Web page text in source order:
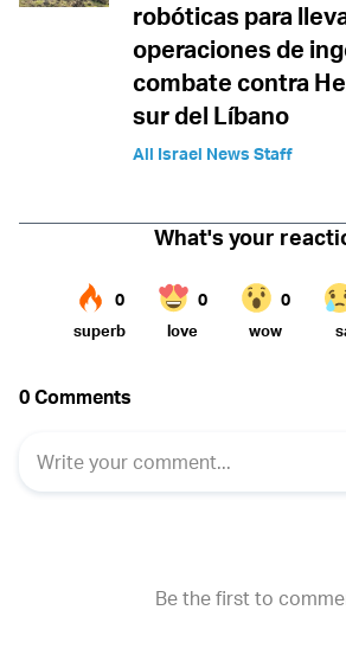
robóticas para
operaciones de
combate contra
sur del Líbano
All Israel News Staff